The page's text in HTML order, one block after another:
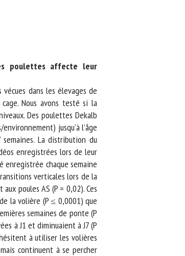
poulettes affecte leur
dans les élevages de
Nous avons testé si la
Des poulettes Dekalb
jusqu’à l’âge
La distribution du
enregistrées lors de leur
chaque semaine
verticales lors de la
poules AS (P = 0,02). Ces
la volière (P ≤ 0,0001) que
semaines de ponte (P
à J1 et diminuaient à J7 (P
à utiliser les volières
continuent à se percher